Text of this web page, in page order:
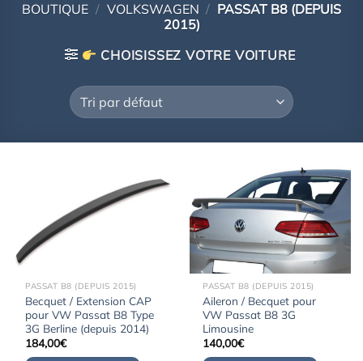
BOUTIQUE / VOLKSWAGEN / PASSAT B8 (DEPUIS
2015)
CHOISISSEZ VOTRE VOITURE
PASSAT B8 (DEPUIS 2015)
Becquet / Extension CAP
pour VW Passat B8 Type
3G Berline (depuis 2014)
184,00€
PASSAT B8 (DEPUIS 2015)
Aileron / Becquet pour
VW Passat B8 3G
Limousine
140,00€